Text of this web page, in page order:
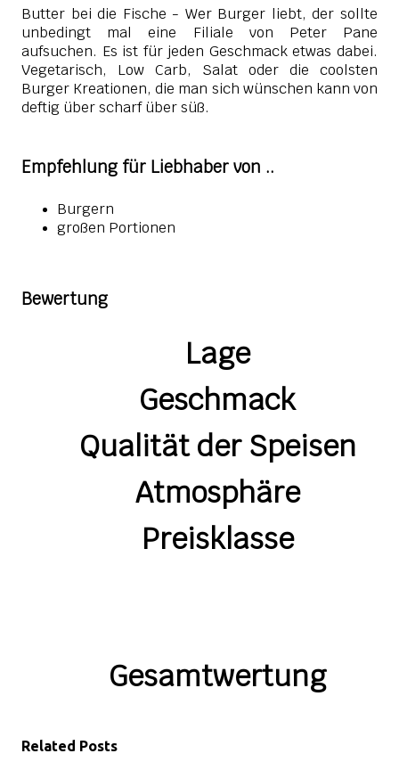
Butter bei die Fische - Wer Burger liebt, der sollte
unbedingt mal eine Filiale von Peter Pane
aufsuchen. Es ist für jeden Geschmack etwas dabei.
Vegetarisch, Low Carb, Salat oder die coolsten
Burger Kreationen, die man sich wünschen kann von
deftig über scharf über süß.
Empfehlung für Liebhaber von ..
Burgern
großen Portionen
Bewertung
Lage
Geschmack
Qualität der Speisen
Atmosphäre
Preisklasse
Gesamtwertung
Related Posts